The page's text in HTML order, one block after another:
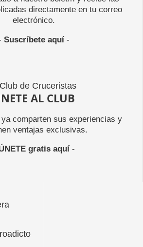
directamente en tu correo
electrónico.
Suscríbete aquí-
AL CLUB
comparten sus experiencias y
ventajas exclusivas.
gratis aquí-